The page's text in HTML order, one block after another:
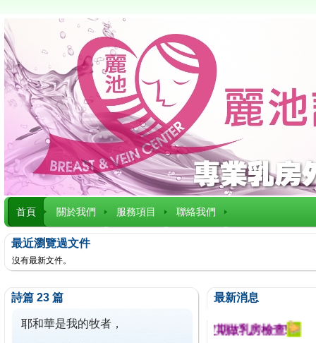
首頁 關於我們 服務項目 聯絡我們
最近瀏覽過文件
沒有最新文件。
詩篇 23 篇
耶和華是我的牧者，
最新消息
今已篩檢出1700位乳癌患者,提醒您定期做乳房檢查!